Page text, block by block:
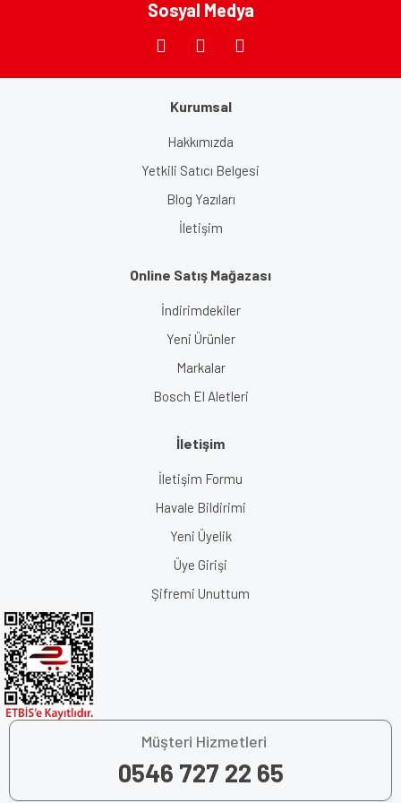
Sosyal Medya
Kurumsal
Hakkımızda
Yetkili Satıcı Belgesi
Blog Yazıları
İletişim
Online Satış Mağazası
İndirimdekiler
Yeni Ürünler
Markalar
Bosch El Aletleri
İletişim
İletişim Formu
Havale Bildirimi
Yeni Üyelik
Üye Girişi
Şifremi Unuttum
Müşteri Hizmetleri
0546 727 22 65